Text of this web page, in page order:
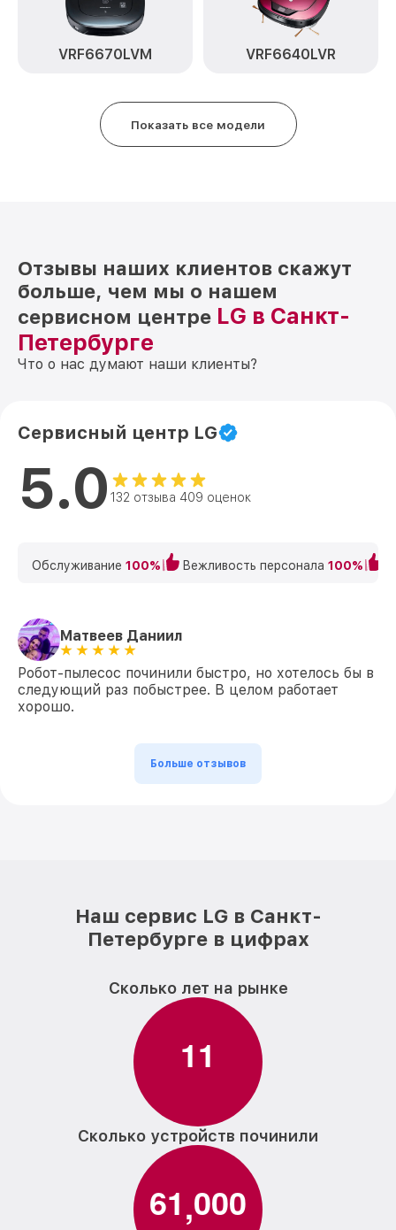
Замена платы управления VR5904KL LG от 1600₽
Замена шлангов, щёток VR5904KL LG от 200₽
VRF6670LVM VRF6640LVR
Показать все модели
Отзывы наших клиентов скажут
больше, чем мы о нашем
сервисном центре LG в Санкт-
Петербурге
Что о нас думают наши клиенты?
Сервисный центр LG
5.0 132 отзыва 409 оценок
Обслуживание 100% Вежливость персонала 100%
Матвеев Даниил
Робот-пылесос починили быстро, но хотелось бы в
следующий раз побыстрее. В целом работает
хорошо.
Больше отзывов
Наш сервис LG в Санкт-
Петербурге в цифрах
Сколько лет на рынке
11
Сколько устройств починили
61,000